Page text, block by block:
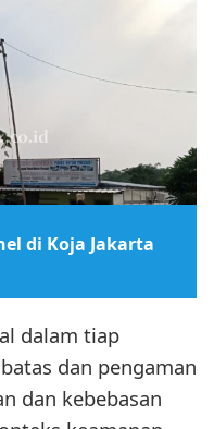
di Koja Jakarta
dalam tiap
dan pengaman
dan kebebasan